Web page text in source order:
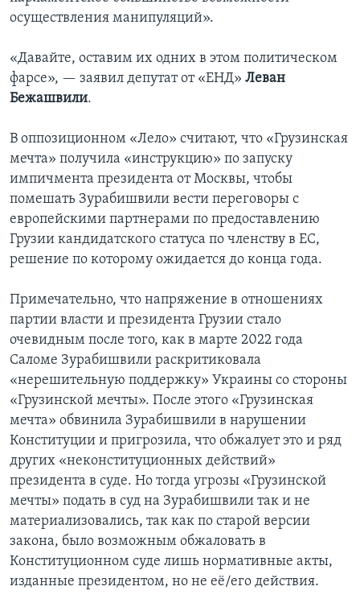
осуществления манипуляций».
«Давайте, оставим их одних в этом политическом
фарсе», — заявил депутат от «ЕНД» Леван
Бежашвили.
В оппозиционном «Лело» считают, что «Грузинская
мечта» получила «инструкцию» по запуску
импичмента президента от Москвы, чтобы
помешать Зурабишвили вести переговоры с
европейскими партнерами по предоставлению
Грузии кандидатского статуса по членству в ЕС,
решение по которому ожидается до конца года.
Примечательно, что напряжение в отношениях
партии власти и президента Грузии стало
очевидным после того, как в марте 2022 года
Саломе Зурабишвили раскритиковала
«нерешительную поддержку» Украины со стороны
«Грузинской мечты». После этого «Грузинская
мечта» обвинила Зурабишвили в нарушении
Конституции и пригрозила, что обжалует это и ряд
других «неконституционных действий»
президента в суде. Но тогда угрозы «Грузинской
мечты» подать в суд на Зурабишвили так и не
материализовались, так как по старой версии
закона, было возможным обжаловать в
Конституционном суде лишь нормативные акты,
изданные президентом, но не её/его действия.